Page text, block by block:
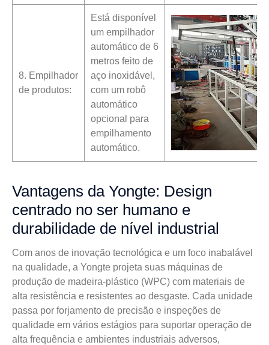
8. Empilhador
de produtos:
Está disponível
um empilhador
automático de 6
metros feito de
aço inoxidável,
com um robô
automático
opcional para
empilhamento
automático.
Vantagens da Yongte: Design
centrado no ser humano e
durabilidade de nível industrial
Com anos de inovação tecnológica e um foco inabalável
na qualidade, a Yongte projeta suas máquinas de
produção de madeira-plástico (WPC) com materiais de
alta resistência e resistentes ao desgaste. Cada unidade
passa por forjamento de precisão e inspeções de
qualidade em vários estágios para suportar operação de
alta frequência e ambientes industriais adversos,